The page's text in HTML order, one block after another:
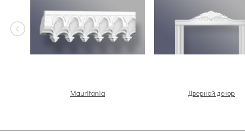
Mauritania Дверной декор